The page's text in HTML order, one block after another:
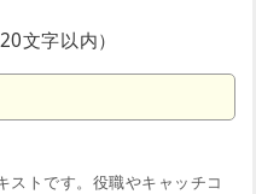
文字以内）
トです。役職やキャッチコ